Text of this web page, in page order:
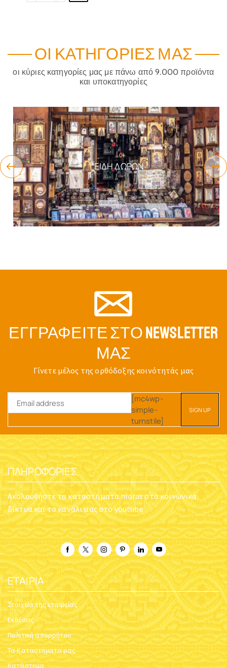
ΟΙ ΚΑΤΗΓΟΡΊΕΣ ΜΑΣ
οι κύριες κατηγορίες μας με πάνω από 9.000 προϊόντα
και υποκατηγορίες
ΕΊΔΗ ΔΏΡΩΝ
ΕΓΓΡΑΦΕΊΤΕ ΣΤΟ NEWSLETTER
ΜΑΣ
Γίνετε μέλος της ορθόδοξης κοινότητάς μας
[mc4wp-
simple-
turnstile]
ΠΛΗΡΟΦΟΡΊΕΣ
Ακολουθήστε τα καταστήματα nioras στα κοινωνικά
δίκτυα και το κανάλι μας στο youtube
ΕΤΑΙΡΊΑ
Στοιχεία της εταιρείας
Εκθέσεις
Πολιτική απορρήτου
Τα Καταστήματα μας
Κατάστημα